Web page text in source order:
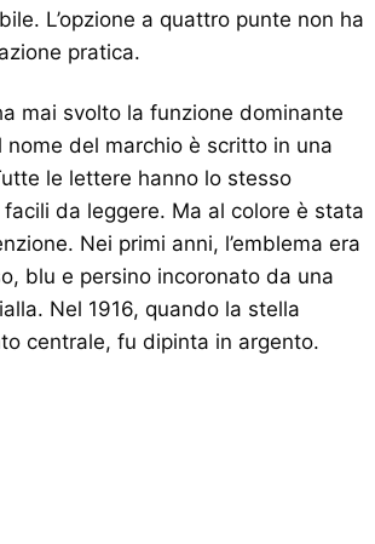
L’opzione a quattro punte non ha
pratica.
mai svolto la funzione dominante
nome del marchio è scritto in una
le lettere hanno lo stesso
da leggere. Ma al colore è stata
Nei primi anni, l’emblema era
blu e persino incoronato da una
Nel 1916, quando la stella
centrale, fu dipinta in argento.